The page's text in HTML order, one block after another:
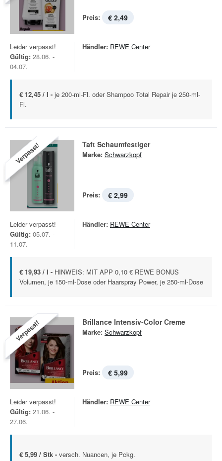
Preis: € 2,49
Leider verpasst!
Gültig: 28.06. -
04.07.
Händler: REWE Center
€ 12,45 / l - je 200-ml-Fl. oder Shampoo Total Repair je 250-ml-
Fl.
Verpasst! Taft Schaumfestiger
Marke: Schwarzkopf
Preis: € 2,99
Leider verpasst!
Gültig: 05.07. -
11.07.
Händler: REWE Center
€ 19,93 / l - HINWEIS: MIT APP 0,10 € REWE BONUS
Volumen, je 150-ml-Dose oder Haarspray Power, je 250-ml-Dose
Verpasst! Brillance Intensiv-Color Creme
Marke: Schwarzkopf
Preis: € 5,99
Leider verpasst!
Gültig: 21.06. -
27.06.
Händler: REWE Center
€ 5,99 / Stk - versch. Nuancen, je Pckg.